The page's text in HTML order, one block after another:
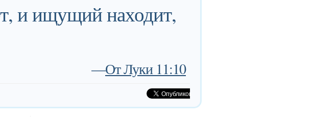
и ищущий находит,
—От Луки 11:10